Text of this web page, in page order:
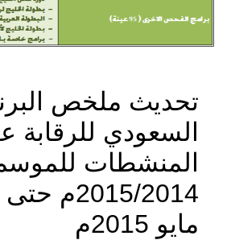
تحديث ملخص
السعودي للرقابة
المنشطات
مايو 2015م